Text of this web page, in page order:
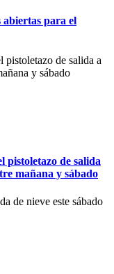
abiertas para el
pistoletazo de salida
mañana y sábado